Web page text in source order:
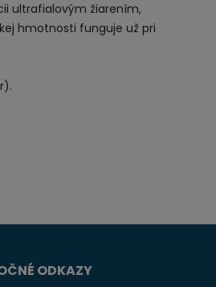
ultrafialovým žiarením,
hmotnosti funguje už pri
).
ODKAZY